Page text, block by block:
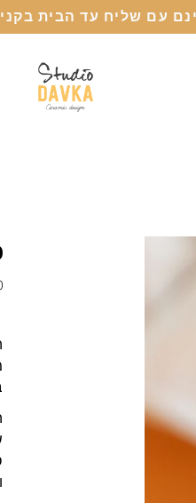
עם שליח עד הבית בקנית